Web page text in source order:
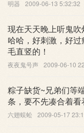
明器 2009-06-13 5:32:32
现在天天晚上听鬼吹
哈哈，好刺激，好
毛直竖的！
夜夜鬼号声 2009-06-10
粽子缺货~兄弟们等
条，要不先凑合着看
六翅蜈蚣 2009-05-17